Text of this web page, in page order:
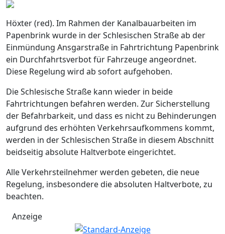
Höxter (red). Im Rahmen der Kanalbauarbeiten im
Papenbrink wurde in der Schlesischen Straße ab der
Einmündung Ansgarstraße in Fahrtrichtung Papenbrink
ein Durchfahrtsverbot für Fahrzeuge angeordnet.
Diese Regelung wird ab sofort aufgehoben.
Die Schlesische Straße kann wieder in beide
Fahrtrichtungen befahren werden. Zur Sicherstellung
der Befahrbarkeit, und dass es nicht zu Behinderungen
aufgrund des erhöhten Verkehrsaufkommens kommt,
werden in der Schlesischen Straße in diesem Abschnitt
beidseitig absolute Haltverbote eingerichtet.
Alle Verkehrsteilnehmer werden gebeten, die neue
Regelung, insbesondere die absoluten Haltverbote, zu
beachten.
Anzeige